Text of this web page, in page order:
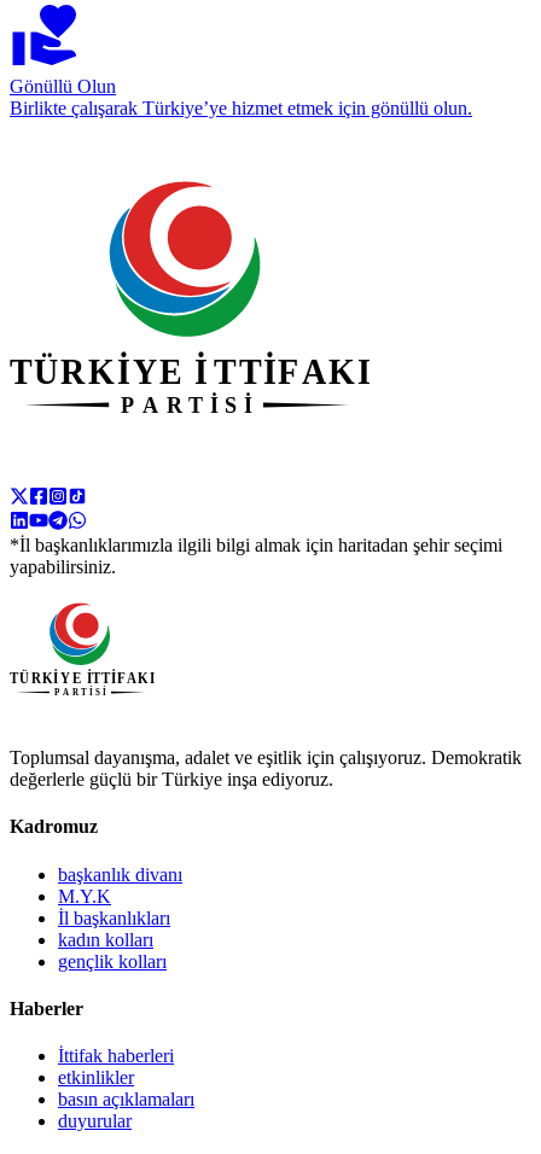
Gönüllü Olun
Birlikte çalışarak Türkiye’ye hizmet etmek için gönüllü olun.
*İl başkanlıklarımızla ilgili bilgi almak için haritadan şehir seçimi
yapabilirsiniz.
Toplumsal dayanışma, adalet ve eşitlik için çalışıyoruz. Demokratik
değerlerle güçlü bir Türkiye inşa ediyoruz.
Kadromuz
başkanlık divanı
M.Y.K
İl başkanlıkları
kadın kolları
gençlik kolları
Haberler
İttifak haberleri
etkinlikler
basın açıklamaları
duyurular